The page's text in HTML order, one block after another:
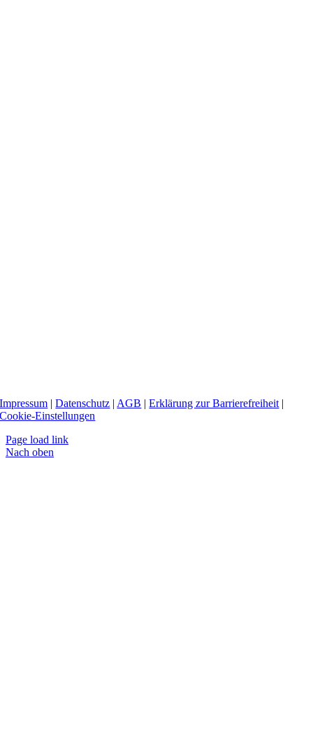
Impressum |Datenschutz | AGB |Erklärung zur Barrierefreiheit |
Cookie-Einstellungen
Page load link
Nach oben